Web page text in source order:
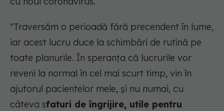
"Traversăm o perioadă fără precendent în lume,
iar acest lucru duce la schimbări de rutină pe
toate planurile. În speranța că lucrurile vor
reveni la normal în cel mai scurt timp, vin în
ajutorul pacientelor mele, și nu numai, cu
câteva sfaturi de îngrijire, utile pentru